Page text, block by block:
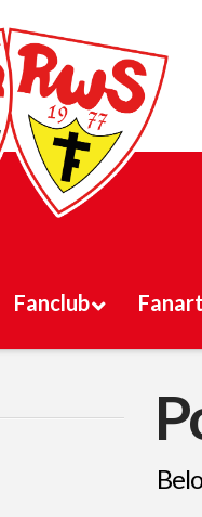
Fanclub